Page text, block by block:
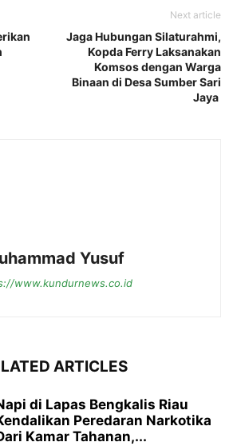
Next article
Jaga Hubungan Silaturahmi,
Kopda Ferry Laksanakan
Komsos dengan Warga
Binaan di Desa Sumber Sari
Jaya
Yusuf
www.kundurnews.co.id
ARTICLES
di Lapas Bengkalis Riau
Peredaran Narkotika
Kamar Tahanan,...